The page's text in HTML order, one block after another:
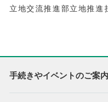
立地交流推進部立地推進
手続きやイベントのご案内